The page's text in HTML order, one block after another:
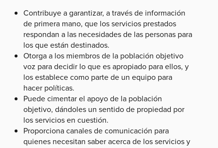
Contribuye a garantizar, a través de información
de primera mano, que los servicios prestados
respondan a las necesidades de las personas para
los que están destinados.
Otorga a los miembros de la población objetivo
voz para decidir lo que es apropiado para ellos, y
los establece como parte de un equipo para
hacer políticas.
Puede cimentar el apoyo de la población
objetivo, dándoles un sentido de propiedad por
los servicios en cuestión.
Proporciona canales de comunicación para
quienes necesitan saber acerca de los servicios y